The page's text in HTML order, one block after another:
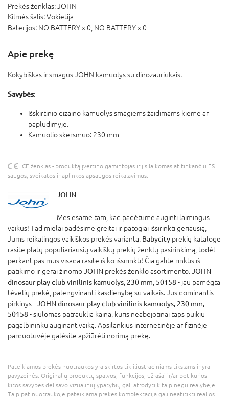
Prekės ženklas:JOHN
Kilmės šalis:Vokietija
Baterijos: NO BATTERY x 0, NO BATTERY x 0
Apie prekę
Kokybiškas ir smagus JOHN kamuolys su dinozauriukais.
Savybės:
Išskirtinio dizaino kamuolys smagiems žaidimams kieme ar
paplūdimyje.
Kamuolio skersmuo: 230 mm
CE ženklas - produktą įvertino gamintojas ir jis laikomas atitinkančiu ES
saugos, sveikatos ir aplinkos apsaugos reikalavimus.
JOHN
Mes esame tam, kad padėtume auginti laimingus
vaikus! Tad mielai padėsime greitai ir patogiai išsirinkti geriausią,
Jums reikalingos vaikiškos prekės variantą. Babycity prekių kataloge
rasite platų populiariausių vaikiškų prekių ženklų pasirinkimą, todėl
perkant pas mus visada rasite iš ko išsirinkti! Čia galite rinktis iš
patikimo ir gerai žinomoJOHN prekės ženklo asortimento.JOHN
dinosaur play club vinilinis kamuolys, 230 mm, 50158 - jau pamėgta
tėvelių prekė, palengvinanti kasdienybę su vaikais. Jus dominantis
pirkinys -JOHN dinosaur play club vinilinis kamuolys, 230 mm,
50158 - siūlomas patrauklia kaina, kuris neabejotinai taps puikiu
pagalbininku auginant vaiką. Apsilankius internetinėje ar fizinėje
parduotuvėje galėsite apžiūrėti norimą prekę.
Pateikiamos prekės nuotraukos yra skirtos tik iliustraciniams tikslams ir yra
pavyzdinės. Originalių produktų spalvos, funkcijos, užrašai ir/ar bet kurios
kitos savybės dėl savo vizualinių ypatybių gali atrodyti kitaip negu realybėje.
Taip pat nuotraukoje pateikiama prekės komplektacija gali neatitikti realios